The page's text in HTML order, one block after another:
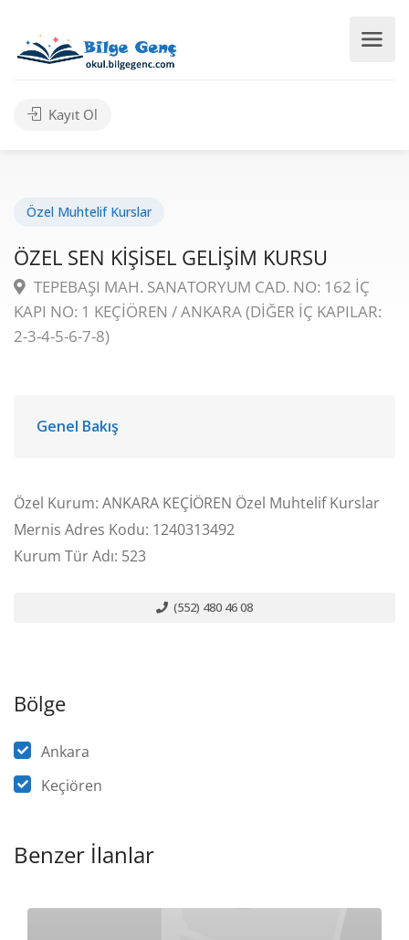
Kayıt Ol
Özel Muhtelif Kurslar
ÖZEL SEN KİŞİSEL GELİŞİM KURSU
TEPEBAŞI MAH. SANATORYUM CAD. NO: 162 İÇ
KAPI NO: 1 KEÇİÖREN / ANKARA (DİĞER İÇ KAPILAR:
2-3-4-5-6-7-8)
Genel Bakış
Özel Kurum: ANKARA KEÇİÖREN Özel Muhtelif Kurslar
Mernis Adres Kodu: 1240313492
Kurum Tür Adı: 523
(552) 480 46 08
Bölge
Ankara
Keçiören
Benzer İlanlar